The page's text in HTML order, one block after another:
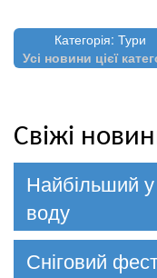
Категорія: Тури
Усі новини цієї
Свіжі
Найбільший у
воду
Сніговий